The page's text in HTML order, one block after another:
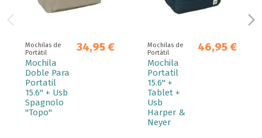
Mochilas de
Portátil
Mochila
Doble Para
Portatil
15.6" + Usb
Spagnolo
"Topo"
34,95 €
Mochilas de
Portátil
Mochila
Portatil
15.6" +
Tablet +
Usb
Harper &
Neyer
46,95 €